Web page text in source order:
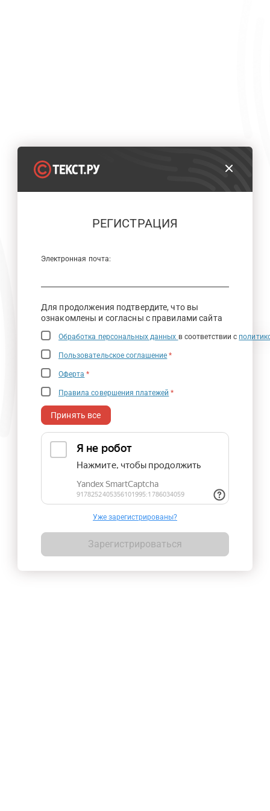
РЕГИСТРАЦИЯ
Электронная почта:
Для продолжения подтвердите, что вы
ознакомлены и согласны с правилами сайта
Обработка персональных данных в соответствии с
Пользовательское соглашение *
Оферта *
Правила совершения платежей *
Принять все
Уже зарегистрированы?
Зарегистрироваться